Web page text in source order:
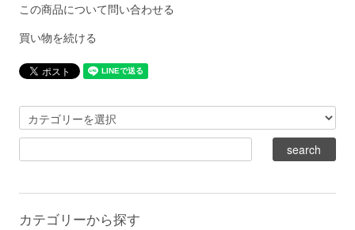
この商品について問い合わせる
買い物を続ける
カテゴリーから探す